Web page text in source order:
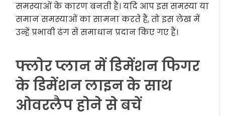
समस्याओं के कारण बनती हैं। यदि आप इस समस्या या
समान समस्याओं का सामना करते हैं, तो इस लेख में
उन्हें प्रभावी ढंग से समाधान प्रदान किए गए हैं।
फ्लोर प्लान में डिमेंशन फिगर
के डिमेंशन लाइन के साथ
ओवरलैप होने से बचें